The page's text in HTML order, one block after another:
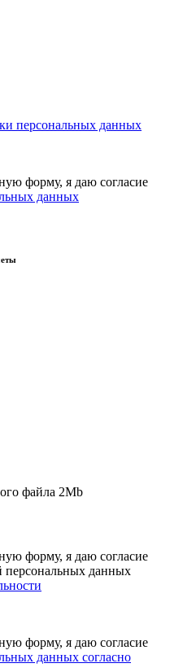
персональных данных
форму, я даю согласие
данных
файла 2Mb
форму, я даю согласие
персональных данных
форму, я даю согласие
данных согласно